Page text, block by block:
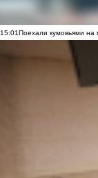
15:01Поехали кумовьями на